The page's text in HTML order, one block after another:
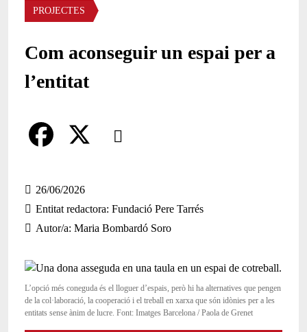
Àmbit
PROJECTES
Com aconseguir un espai per a
l’entitat
Comparteix
a
c
b
o
o
26/06/2026
Entitat redactora Fundació Pere Tarrés
Autor/a Maria Bombardó Soro
L’opció més coneguda és el lloguer d’espais, però hi ha alternatives que pengen
de la col·laboració, la cooperació i el treball en xarxa que són idònies per a les
entitats sense ànim de lucre. Font: Imatges Barcelona / Paola de Grenet